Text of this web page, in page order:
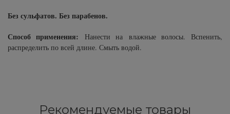
Без сульфатов. Без парабенов.
Способ применения: Нанести на влажные волосы. Вспенить,
распределить по всей длине. Смыть водой.
Рекомендуемые товары